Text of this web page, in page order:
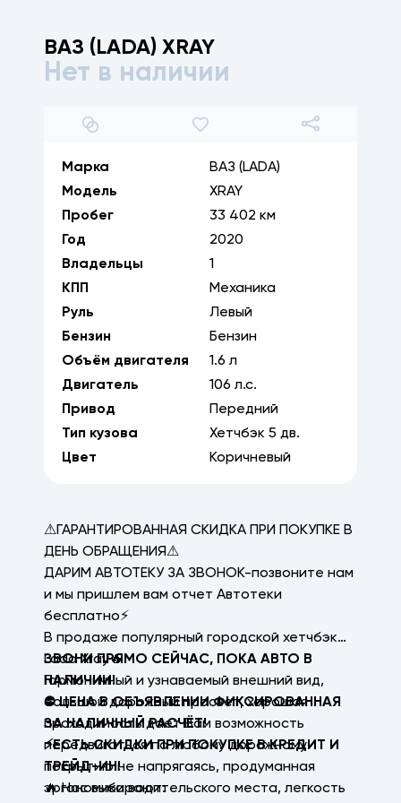
ВАЗ (LADA) XRAY
Нет в наличии
1/ 26
Марка
ВАЗ (LADA)
Модель
XRAY
Пробег
33 402 км
Год
2020
Владельцы
1
КПП
Механика
Руль
Левый
Бензин
Бензин
Объём двигателя
1.6 л
Двигатель
106 л.с.
Привод
Передний
Тип кузова
Хетчбэк 5 дв.
Цвет
Коричневый
⚠ГАРАНТИРОВАННАЯ СКИДКА ПРИ ПОКУПКЕ В
ДЕНЬ ОБРАЩЕНИЯ⚠
ДАРИМ АВТОТЕКУ ЗА ЗВОНОК-позвоните нам
и мы пришлем вам отчет Автотеки
бесплатно⚡
В продаже популярный городской хетчбэк
Lada Xray🔥
Гармоничный и узнаваемый внешний вид,
большой дорожный просвет, хорошая
проходимость дает Вам возможность
передвигаться по любому дорожному
покрытию не напрягаясь, продуманная
эргономика водительского места, легкость
ЗВОНИ ПРЯМО СЕЙЧАС, ПОКА АВТО В
НАЛИЧИИ!
⛔ ЦЕНА В ОБЪЯВЛЕНИИ ФИКСИРОВАННАЯ
ЗА НАЛИЧНЫЙ РАСЧЁТ!
⚡ЕСТЬ СКИДКИ ПРИ ПОКУПКЕ В КРЕДИТ И
ТРЕЙД-ИН!
🔥 Нас выбирают: